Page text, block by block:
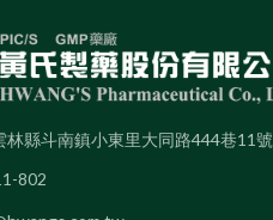
林縣斗南鎮小東里大同路444巷11號
802